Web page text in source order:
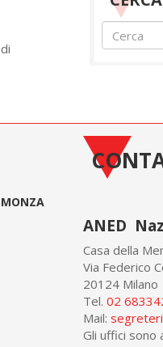
ANED
Casa della
Via Federico
20124 Milano
Tel. 02
Mail:
Gli uffici sono